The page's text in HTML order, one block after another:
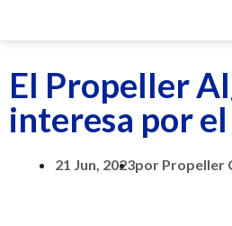
El Propeller
interesa por el
21 Jun, 2023por Propeller